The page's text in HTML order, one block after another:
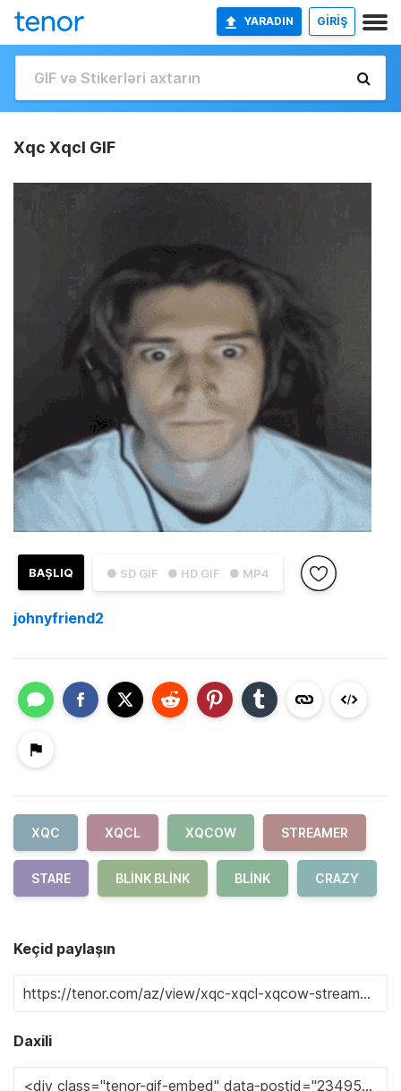
YARADIN GİRİŞ
Xqc Xqcl GIF
● SD GIF ● HD GIF ● MP4
BAŞLIQ
johnyfriend2
XQC XQCL XQCOW STREAMER
STARE BLINK BLINK BLINK CRAZY
Keçid paylaşın
Daxili